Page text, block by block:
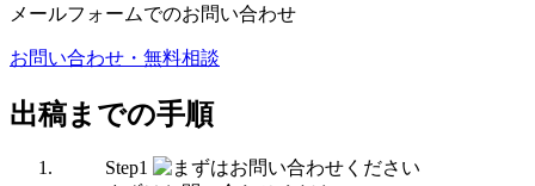
メールフォームでのお問い合わせ
お問い合わせ・無料相談
出稿までの手順
Step1